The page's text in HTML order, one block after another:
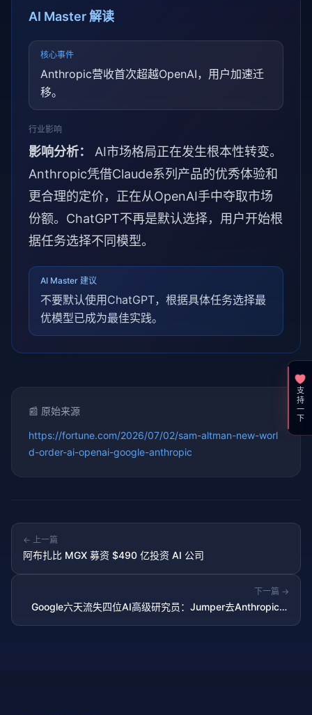
AI Master 解读
核心事件
Anthropic营收首次超越OpenAI，用户加速迁
移。
行业影响
影响分析：
AI市场格局正在发生根本性转变。
Anthropic凭借Claude系列产品的优秀体验和
更合理的定价，正在从OpenAI手中夺取市场
份额。ChatGPT不再是默认选择，用户开始根
据任务选择不同模型。
AI Master 建议
不要默认使用ChatGPT，根据具体任务选择最
优模型已成为最佳实践。
📰 原始来源
https://fortune.com/2026/07/02/sam-altman-new-worl
d-order-ai-openai-google-anthropic
← 上一篇
阿布扎比 MGX 募资 $490 亿投资 AI 公司
下一篇 →
Google六天流失四位AI高级研究员：Jumper去Anthropic，
支持一下